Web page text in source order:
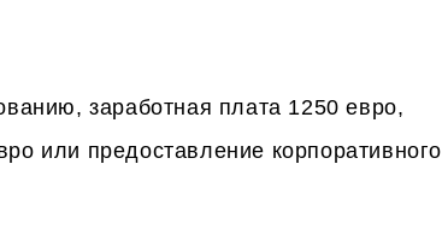
заработная плата 1250 евро,
или предоставление корпоративного